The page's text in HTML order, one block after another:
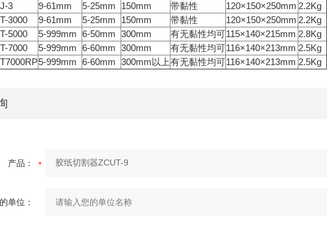
3 9-61mm 5-25mm 150mm 带黏性 120×150×250mm 2.2Kg
3000 9-61mm 5-25mm 150mm 带黏性 120×150×250mm 2.2Kg
5000 5-999mm 6-50mm 300mm 有无黏性均可115×140×215mm 2.8Kg
7000 5-999mm 6-60mm 300mm 有无黏性均可116×140×213mm 2.5Kg
5-999mm 6-60mm 300mm以上有无黏性均可116×140×213mm 2.5Kg
产品：
单位：